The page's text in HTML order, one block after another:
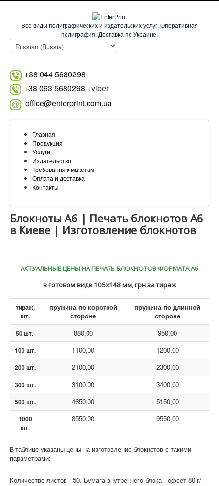
Все виды полиграфических и издательских услуг. Оперативная
полиграфия. Доставка по Украине.
+38 044 5680298
+38 063 5680298 +viber
office@enterprint.com.ua
Главная
Продукция
Услуги
Издательство
Требования к макетам
Оплата и доставка
Контакты
Блокноты А6 | Печать блокнотов А6
в Киеве | Изготовление блокнотов
АКТУАЛЬНЫЕ ЦЕНЫ НА ПЕЧАТЬ БЛОКНОТОВ ФОРМАТА А6
в готовом виде 105х148 мм, грн за тираж
тираж,
шт.
пружина по короткой
стороне
пружина по длинной
стороне
50 шт. 880,00 950,00
100 шт. 1100,00 1200,00
200 шт. 2100,00 2300,00
300 шт. 3100,00 3400,00
500 шт. 4650,00 5150,00
1000
шт.
8550,00 9550,00
Втаблице указаны цены на изготовление блокнотов с такими
параметрами:
Количество листов - 50. Бумага внутреннего блока - офсет 80 г/